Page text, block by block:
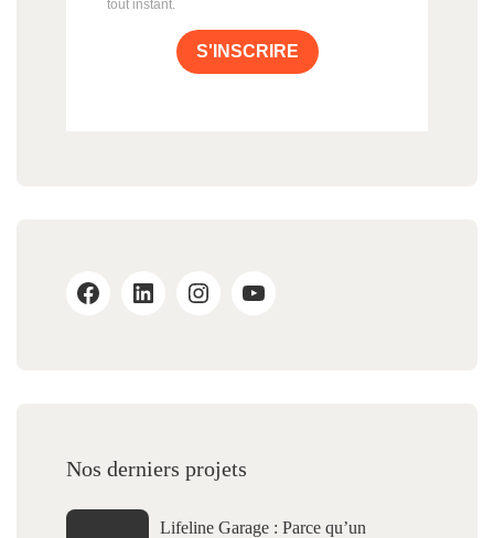
tout instant.
S'INSCRIRE
Nos derniers projets
Lifeline Garage : Parce qu’un